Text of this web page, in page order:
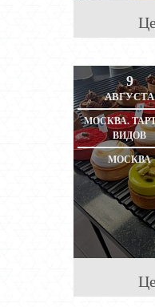
9
АВГУСТА
МОСКВА.
ВИДОВ
МОСКВА